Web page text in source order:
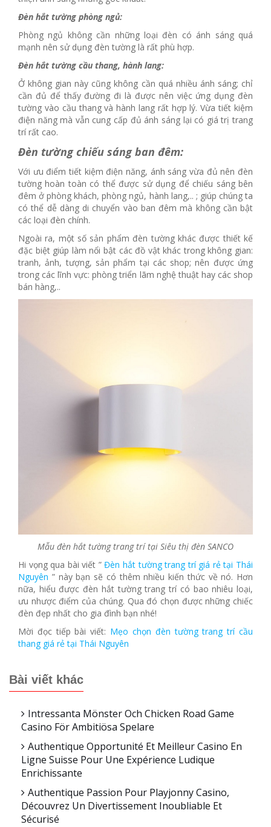
Đèn hắt tường phòng ngủ:
Phòng ngủ không cần những loại đèn có ánh sáng quá
mạnh nên sử dụng đèn tường là rất phù hợp.
Đèn hắt tường cầu thang, hành lang:
Ở không gian này cũng không cần quá nhiều ánh sáng; chỉ
cần đủ để thấy đường đi là được nên việc ứng dụng đèn
tường vào cầu thang và hành lang rất hợp lý. Vừa tiết kiệm
điện năng mà vẫn cung cấp đủ ánh sáng lại có giá trị trang
trí rất cao.
Đèn tường chiếu sáng ban đêm:
Với ưu điểm tiết kiệm điện năng, ánh sáng vừa đủ nên đèn
tường hoàn toàn có thể được sử dụng để chiếu sáng bên
đêm ở phòng khách, phòng ngủ, hành lang,.. ; giúp chúng ta
có thể dễ dàng di chuyển vào ban đêm mà không cần bật
các loại đèn chính.
Ngoài ra, một số sản phẩm đèn tường khác được thiết kế
đặc biệt giúp làm nổi bật các đồ vật khác trong không gian:
tranh, ảnh, tượng, sản phẩm tại các shop; nên được ứng
trong các lĩnh vực: phòng triển lãm nghệ thuật hay các shop
bán hàng,..
Mẫu đèn hắt tường trang trí tại Siêu thị đèn SANCO
Hi vọng qua bài viết ”Đèn hắt tường trang trí giá rẻ tại Thái
Nguyên ” này bạn sẽ có thêm nhiều kiến thức về nó. Hơn
nữa, hiểu được đèn hắt tường trang trí có bao nhiêu loại,
ưu nhược điểm của chúng. Qua đó chọn được những chiếc
đèn đẹp nhất cho gia đình bạn nhé!
Mời đọc tiếp bài viết: Mẹo chọn đèn tường trang trí cầu
thang giá rẻ tại Thái Nguyên
Bài viết khác
Intressanta Mönster Och Chicken Road Game
Casino För Ambitiösa Spelare
Authentique Opportunité Et Meilleur Casino En
Ligne Suisse Pour Une Expérience Ludique
Enrichissante
Authentique Passion Pour Playjonny Casino,
Découvrez Un Divertissement Inoubliable Et
Sécurisé